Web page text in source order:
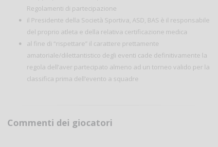
Regolamenti di partecipazione
il Presidente della Società Sportiva, ASD, BAS è il responsabile
del proprio atleta e della relativa certificazione medica
al fine di “rispettare” il carattere prettamente
amatoriale/dilettantistico degli eventi cade definitivamente la
regola dell’aver partecipato almeno ad un torneo valido per la
classifica prima dell’evento a squadre
Commenti dei giocatori